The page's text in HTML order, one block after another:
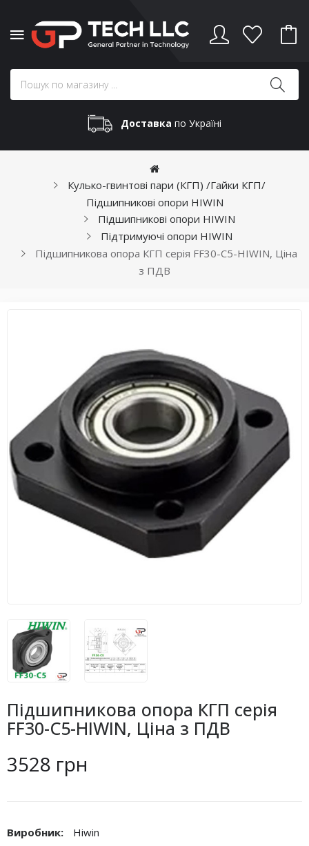
Доставка по Україні
Кулько-гвинтові пари (КГП) /Гайки КГП/
Підшипникові опори HIWIN
Підшипникові опори HIWIN
Підтримуючі опори HIWIN
Підшипникова опора КГП серія FF30-C5-HIWIN, Ціна
з ПДВ
Підшипникова опора КГП серія
FF30-C5-HIWIN, Ціна з ПДВ
3528 грн
Виробник:
Hiwin